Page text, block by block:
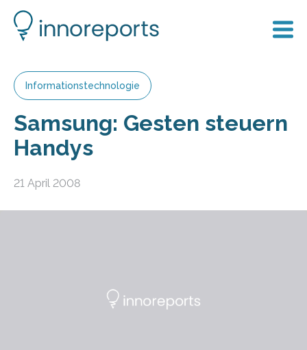
Informationstechnologie
Samsung: Gesten steuern
Handys
21 April 2008